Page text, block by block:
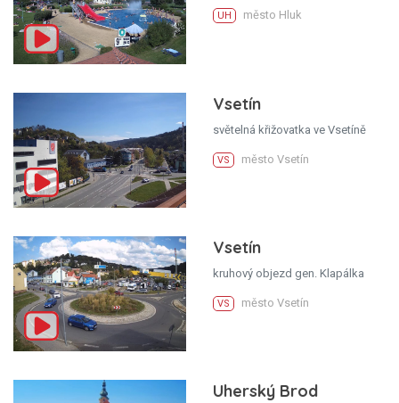
UH město Hluk
Vsetín
světelná křižovatka ve Vsetíně
VS město Vsetín
Vsetín
kruhový objezd gen. Klapálka
VS město Vsetín
Uherský Brod